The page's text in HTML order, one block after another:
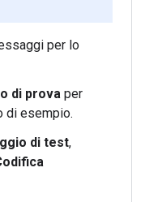
per lo
di prova per
di esempio.
di test,